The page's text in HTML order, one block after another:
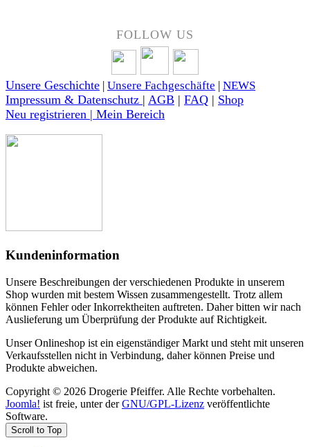
FOLLOW US
Unsere Geschichte | Unsere Fachgeschäfte | NEWS
Impressum & Datenschutz | AGB | FAQ | Shop
Neu registrieren | Mein Bereich
Kundeninformation
Unsere Beschreibungen der verschiedenen Produkte in unserem
Shop wurden mit bestem Wissen zusammengestellt. Trotz allem
können Fehler oder Inkorrektheiten auftreten. Daher bitten wir nach
Auslieferung um Überprüfung der Produkte auf Richtigkeit.
Unser Onlineshop ist ein eigenständiger Markt und steht mit unseren
Verkaufsstellen nicht in Verbindung, daher können Preise und
Produkte abweichen.
Copyright © 2026 Drogerie Pfeiffer. Alle Rechte vorbehalten.
Joomla! ist freie, unter derGNU/GPL-Lizenz veröffentlichte
Software.
Scroll to Top